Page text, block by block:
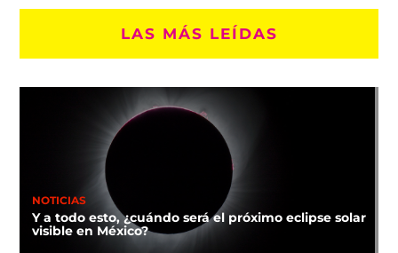
LAS MÁS LEÍDAS
NOTICIAS
Y a todo esto, ¿cuándo será el próximo eclipse solar
visible en México?